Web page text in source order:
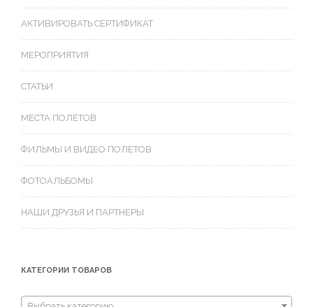
АКТИВИРОВАТЬ СЕРТИФИКАТ
МЕРОПРИЯТИЯ
СТАТЬИ
МЕСТА ПОЛЕТОВ
ФИЛЬМЫ И ВИДЕО ПОЛЕТОВ
ФОТОАЛЬБОМЫ
НАШИ ДРУЗЬЯ И ПАРТНЕРЫ
КАТЕГОРИИ ТОВАРОВ